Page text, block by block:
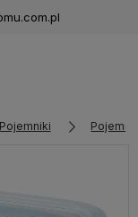
Pojemniki